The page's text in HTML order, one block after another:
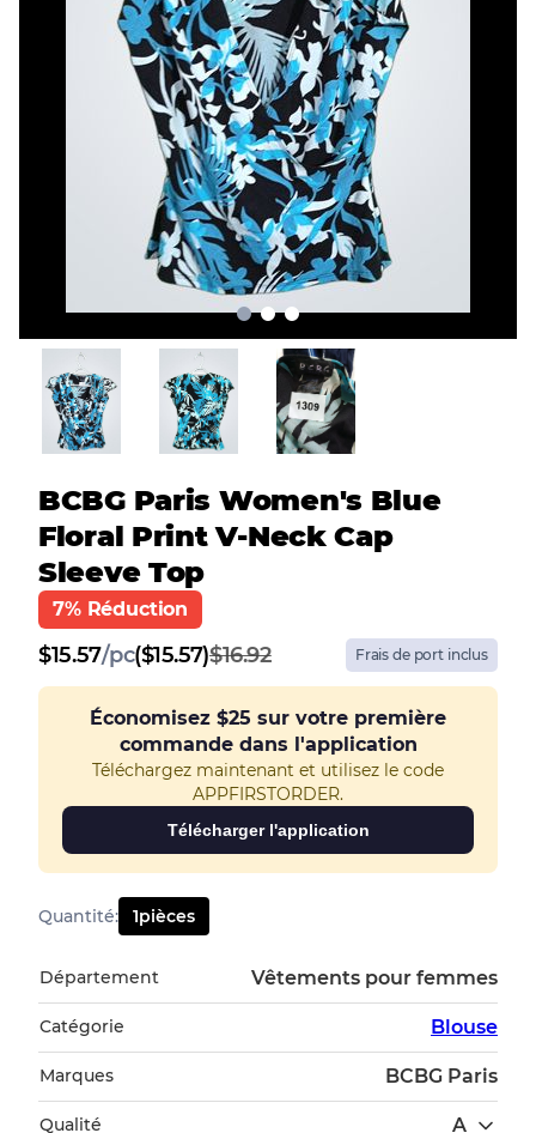
BCBG Paris Women's Blue
Floral Print V-Neck Cap
Sleeve Top
7% Réduction
$15.57/pc($15.57)$16.92 Frais de port inclus
Économisez $25 sur votre première
commande dans l'application
Téléchargez maintenant et utilisez le code
APPFIRSTORDER.
Télécharger l'application
Quantité: 1pièces
Département Vêtements pour femmes
Catégorie Blouse
Marques BCBG Paris
Qualité A